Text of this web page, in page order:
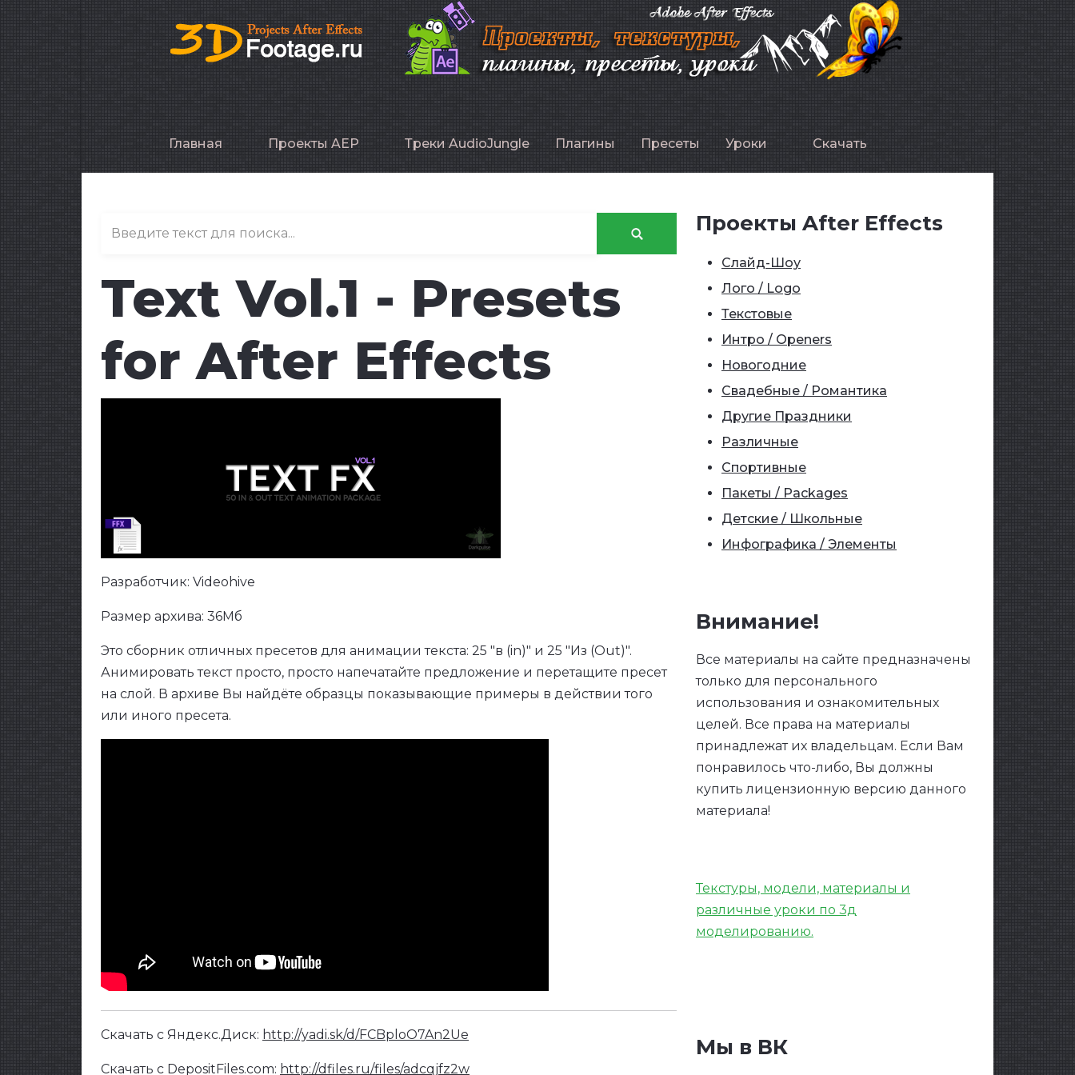
Главная Проекты AEP Треки AudioJungle Плагины Пресеты Уроки Скачать
Text Vol.1 - Presets
for After Effects
Разработчик: Videohive
Размер архива: 36Мб
Это сборник отличных пресетов для анимации текста: 25 "в (in)" и 25 "Из (Out)".
Анимировать текст просто, просто напечатайте предложение и перетащите пресет
на слой. В архиве Вы найдёте образцы показывающие примеры в действии того
или иного пресета.
Скачать с Яндекс.Диск: http://yadi.sk/d/FCBploO7An2Ue
Скачать с DepositFiles.com: http://dfiles.ru/files/adcqjfz2w
Проекты After Effects
Слайд-Шоу
Лого / Logo
Текстовые
Интро / Openers
Новогодние
Свадебные / Романтика
Другие Праздники
Различные
Спортивные
Пакеты / Packages
Детские / Школьные
Инфографика / Элементы
Внимание!
Все материалы на сайте предназначены
только для персонального
использования и ознакомительных
целей. Все права на материалы
принадлежат их владельцам. Если Вам
понравилось что-либо, Вы должны
купить лицензионную версию данного
материала!
Текстуры, модели, материалы и
различные уроки по 3д
моделированию.
Мы в ВК